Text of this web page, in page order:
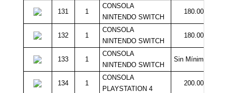
131 1
CONSOLA
NINTENDO SWITCH
180.000
132 1
CONSOLA
NINTENDO SWITCH
180.000
133 1
CONSOLA
NINTENDO SWITCH
Sin Mínimo
134 1
CONSOLA
PLAYSTATION 4
200.000